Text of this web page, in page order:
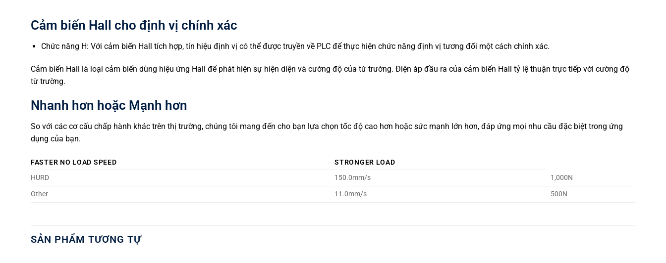
Cảm biến Hall cho định vị chính xác
Chức năng H: Với cảm biến Hall tích hợp, tín hiệu định vị có thể được truyền về PLC để thực hiện chức năng định vị tương đối một cách chính xác.
Cảm biến Hall là loại cảm biến dùng hiệu ứng Hall để phát hiện sự hiện diện và cường độ của từ trường. Điện áp đầu ra của cảm biến Hall tỷ lệ thuận trực tiếp với cường độ
từ trường.
Nhanh hơn hoặc Mạnh hơn
So với các cơ cấu chấp hành khác trên thị trường, chúng tôi mang đến cho bạn lựa chọn tốc độ cao hơn hoặc sức mạnh lớn hơn, đáp ứng mọi nhu cầu đặc biệt trong ứng
dụng của bạn.
FASTER NO LOAD SPEED
STRONGER LOAD
HURD
150.0mm/s
1,000N
Other
11.0mm/s 500N
SẢN PHẨM TƯƠNG TỰ